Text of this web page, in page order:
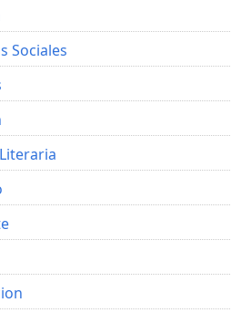
Sociales